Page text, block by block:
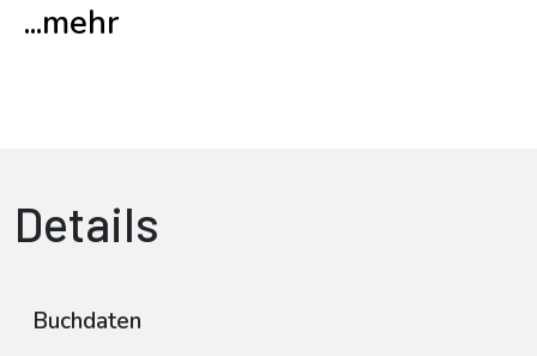
...mehr
Details
Buchdaten